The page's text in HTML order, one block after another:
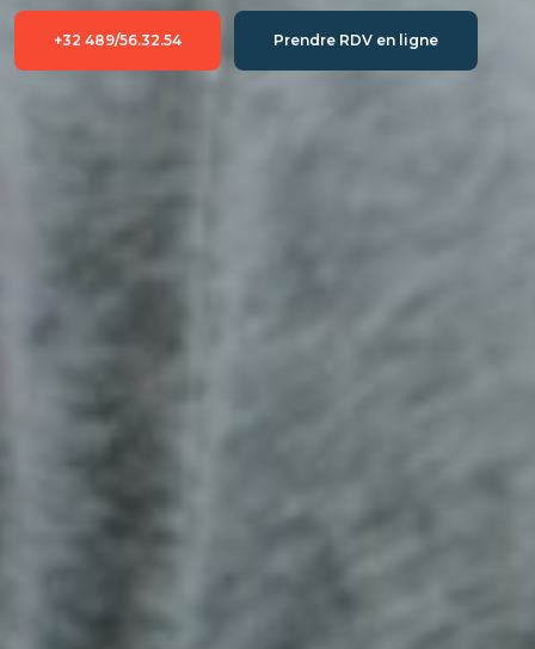
+32 489/56.32.54 Prendre RDV en ligne